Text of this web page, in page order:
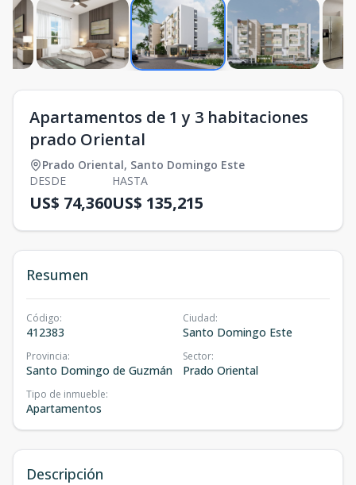
Apartamentos de 1 y 3 habitaciones
prado Oriental
Prado Oriental, Santo Domingo Este
DESDE
US$ 74,360
HASTA
US$ 135,215
Resumen
Código:
412383
Ciudad:
Santo Domingo Este
Provincia:
Santo Domingo de Guzmán
Sector:
Prado Oriental
Tipo de inmueble:
Apartamentos
Descripción